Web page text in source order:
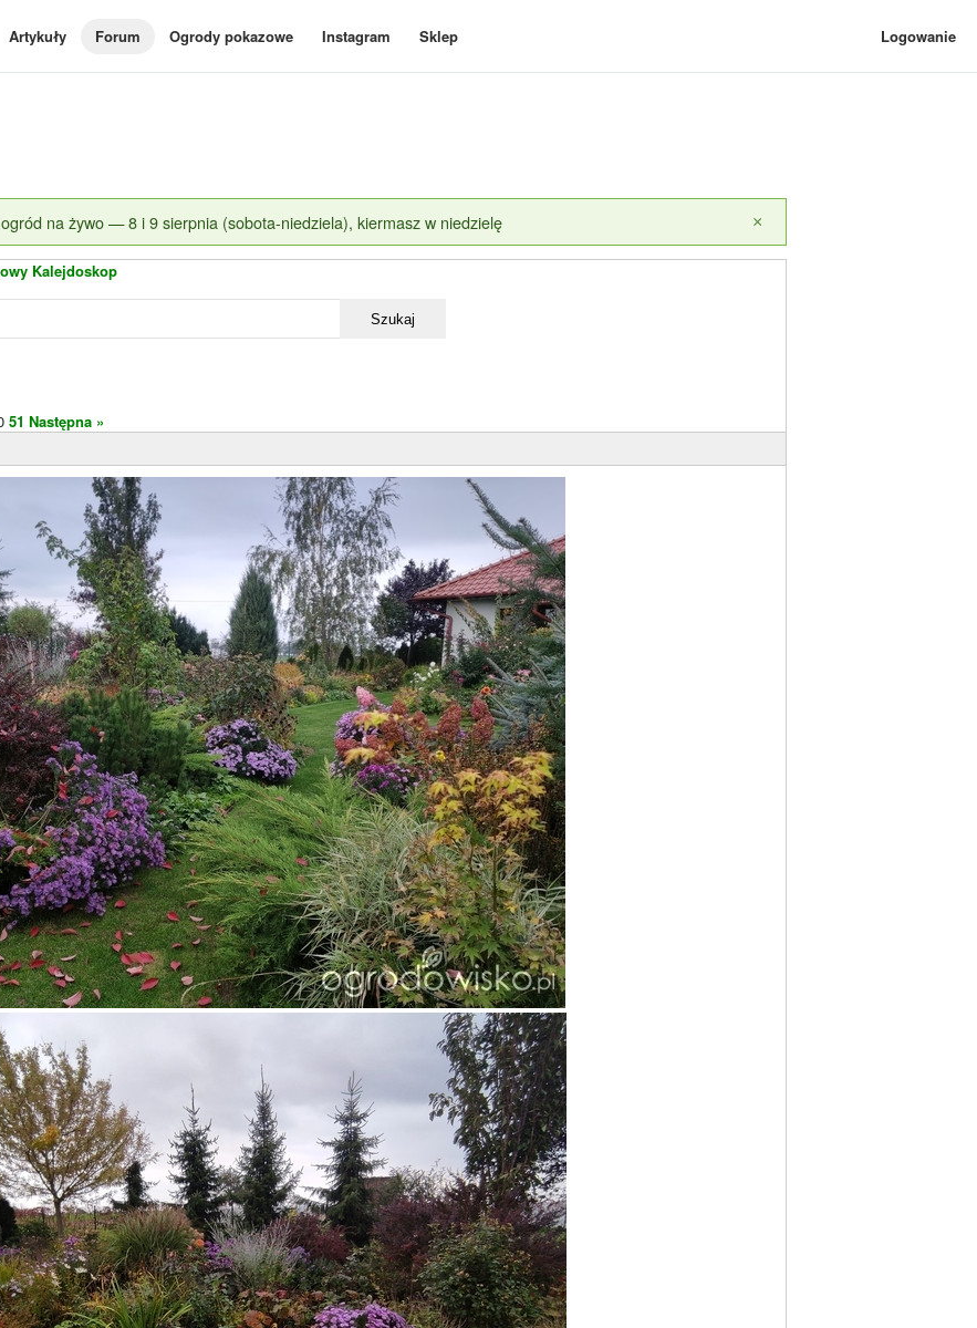
Artykuły Forum Ogrody pokazowe Instagram Sklep Logowanie
na żywo — 8 i 9 sierpnia (sobota-niedziela), kiermasz w niedzielę ×
Kalejdoskop
Szukaj
51 Następna »